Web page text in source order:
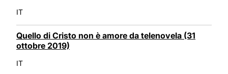
IT
Quello di Cristo non è amore da telenovela (31
ottobre 2019)
IT